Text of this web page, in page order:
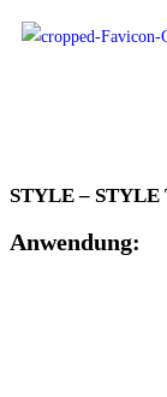
STYLE –
Anwendung: